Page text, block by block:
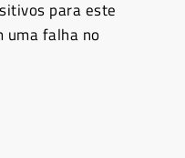
para este
uma falha no